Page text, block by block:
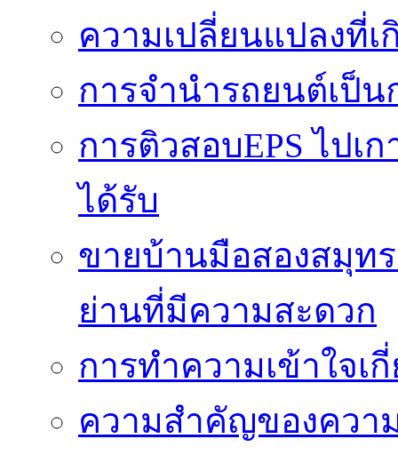
ความเปลี่ยนแปลงที่
การจำนำรถยนต์เป็
การติวสอบEPS ไป
ได้รับ
ขายบ้านมือสองสมุท
ย่านที่มีความสะดวก
การทำความเข้าใจเ
ความสำคัญของควา